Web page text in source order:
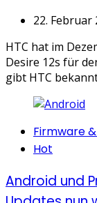
22. Februar
HTC hat im
Desire 12s für
gibt HTC
Categories
Firmware &
Hot
Android und